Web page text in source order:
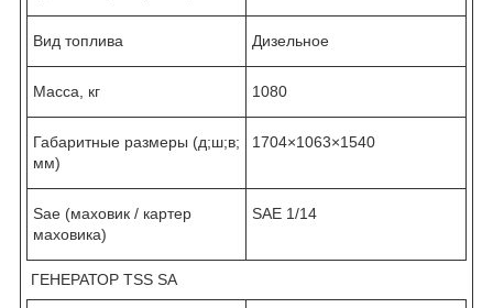
Вид топлива Дизельное
Масса, кг 1080
Габаритные размеры (д;ш;в;
мм)
1704×1063×1540
Sae (маховик / картер
маховика)
SAE 1/14
ГЕНЕРАТОР TSS SA